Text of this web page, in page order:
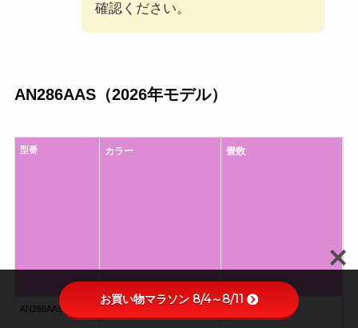
確認ください。
AN286AAS（2026年モデル）
型番 カラー 畳数
AN286AAS-W
お買い物マラソン 8/4～8/11